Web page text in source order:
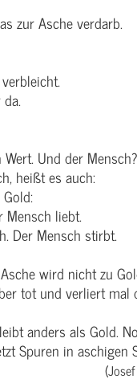
zur Asche verdarb.
Und der Mensch?
heißt es auch:
Mensch liebt.
Der Mensch stirbt.
wird nicht zu
tot und verliert mal
anders als Gold.
Spuren in aschigen
Realität.